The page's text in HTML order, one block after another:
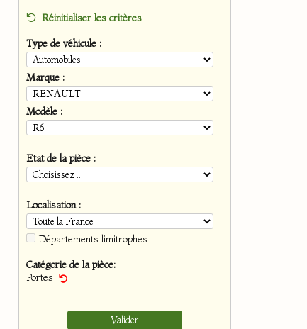
Réinitialiser les critères
Type de véhicule :
Marque :
Modèle :
Etat de la pièce :
Localisation :
Départements limitrophes
Catégorie de la pièce:
Portes